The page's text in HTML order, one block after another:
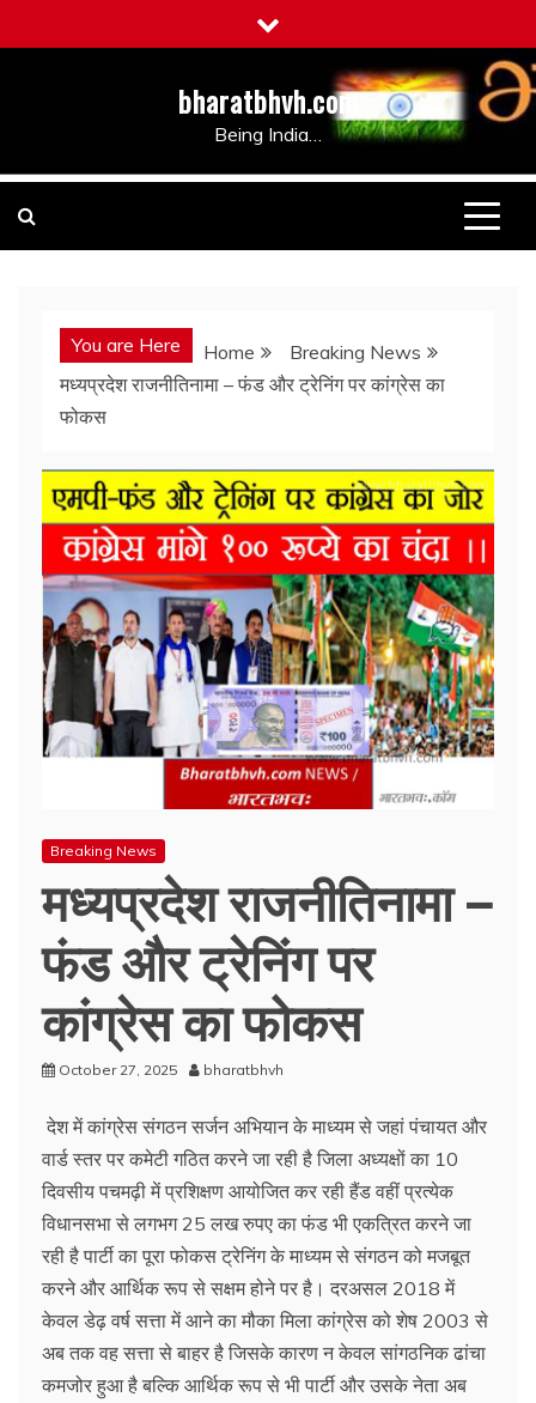
to
bharatbhvh.com
Being India…
You are Here Home
Breaking News
मध्यप्रदेश राजनीतिनामा – फंड और ट्रेनिंग पर कांग्रेस का
फोकस
Breaking News
मध्यप्रदेश राजनीतिनामा –
फंड और ट्रेनिंग पर
कांग्रेस का फोकस
October 27, 2025 bharatbhvh
देश में कांग्रेस संगठन सर्जन अभियान के माध्यम से जहां पंचायत और
वार्ड स्तर पर कमेटी गठित करने जा रही है जिला अध्यक्षों का 10
दिवसीय पचमढ़ी में प्रशिक्षण आयोजित कर रही हैंड वहीं प्रत्येक
विधानसभा से लगभग 25 लख रुपए का फंड भी एकत्रित करने जा
रही है पार्टी का पूरा फोकस ट्रेनिंग के माध्यम से संगठन को मजबूत
करने और आर्थिक रूप से सक्षम होने पर है। दरअसल 2018 में
केवल डेढ़ वर्ष सत्ता में आने का मौका मिला कांग्रेस को शेष 2003 से
अब तक वह सत्ता से बाहर है जिसके कारण न केवल सांगठनिक ढांचा
कमजोर हुआ है बल्कि आर्थिक रूप से भी पार्टी और उसके नेता अब